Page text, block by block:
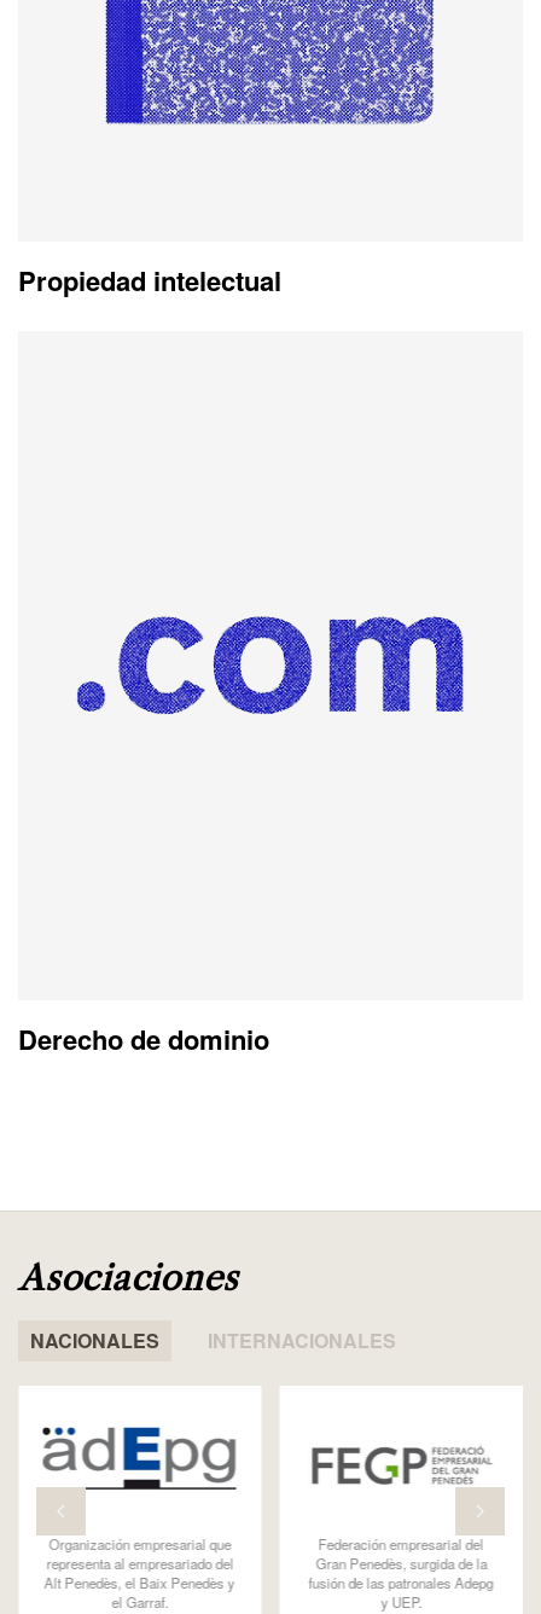
Propiedad intelectual
Derecho de dominio
Asociaciones
NACIONALES INTERNACIONALES
Parque público en torno al
sincrotrón ALBA, promovido
también como Barcelona
Synchrotron Park.
Asociación empresarial y unión
patronal metalúrgica de
l'Hospitalet y el Baix Llobregat.